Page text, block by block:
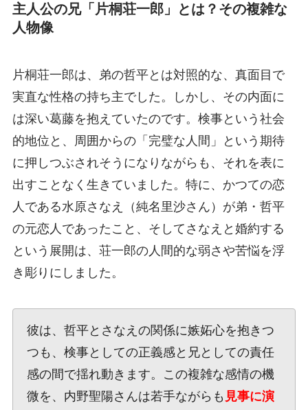
主人公の兄「片桐荘一郎」とは？その複雑な
人物像
片桐荘一郎は、弟の哲平とは対照的な、真面目で
実直な性格の持ち主でした。しかし、その内面に
は深い葛藤を抱えていたのです。検事という社会
的地位と、周囲からの「完璧な人間」という期待
に押しつぶされそうになりながらも、それを表に
出すことなく生きていました。特に、かつての恋
人である水原さなえ（純名里沙さん）が弟・哲平
の元恋人であったこと、そしてさなえと婚約する
という展開は、荘一郎の人間的な弱さや苦悩を浮
き彫りにしました。
彼は、哲平とさなえの関係に嫉妬心を抱きつ
つも、検事としての正義感と兄としての責任
感の間で揺れ動きます。この複雑な感情の機
微を、内野聖陽さんは若手ながらも 見事に演